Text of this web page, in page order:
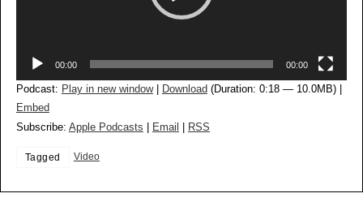
00:00 00:00
Podcast: Play in new window| Download (Duration: 0:18 — 10.0MB) |
Embed
Subscribe: Apple Podcasts Email RSS
Tagged Video